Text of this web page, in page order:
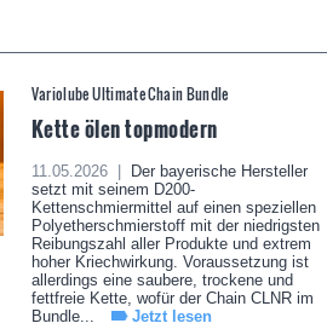
Variolube Ultimate Chain Bundle
Kette ölen topmodern
11.05.2026 |
Der bayerische Hersteller
setzt mit seinem D200-
Kettenschmiermittel auf einen speziellen
Polyetherschmierstoff mit der niedrigsten
Reibungszahl aller Produkte und extrem
hoher Kriechwirkung. Voraussetzung ist
allerdings eine saubere, trockene und
fettfreie Kette, wofür der Chain CLNR im
Bundle...
Jetzt lesen